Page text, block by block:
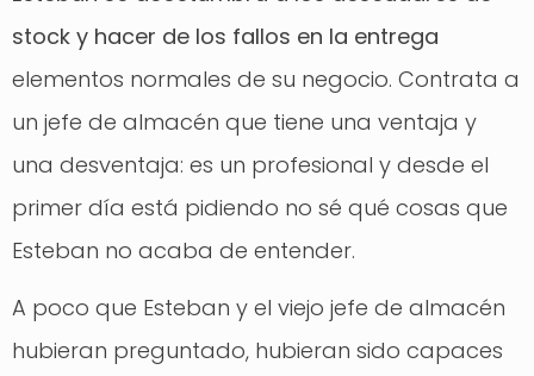
stock y hacer de los fallos en la entrega
elementos normales de su negocio. Contrata a
un jefe de almacén que tiene una ventaja y
una desventaja: es un profesional y desde el
primer día está pidiendo no sé qué cosas que
Esteban no acaba de entender.
A poco que Esteban y el viejo jefe de almacén
hubieran preguntado, hubieran sido capaces